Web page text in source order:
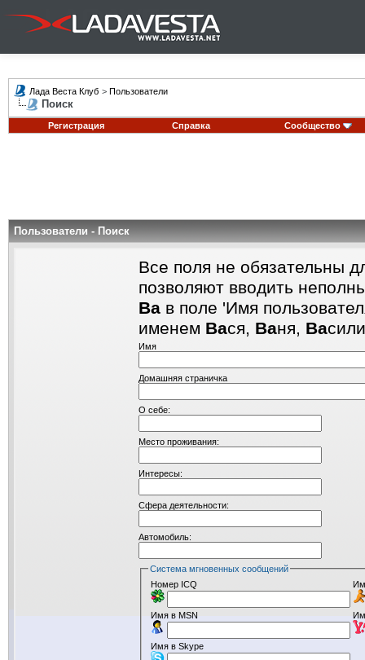
Лада Веста Клуб > Пользователи
Поиск
Регистрация Справка Сообщество
Пользователи - Поиск
Все поля не обязательны
позволяют вводить
Ва в поле 'Имя
именем Вася, Ваня, Ва
Имя
Домашняя страничка
О себе:
Место проживания:
Интересы:
Сфера деятельности:
Автомобиль:
Система мгновенных сообщений
Номер ICQ
Имя в MSN
Имя в Skype